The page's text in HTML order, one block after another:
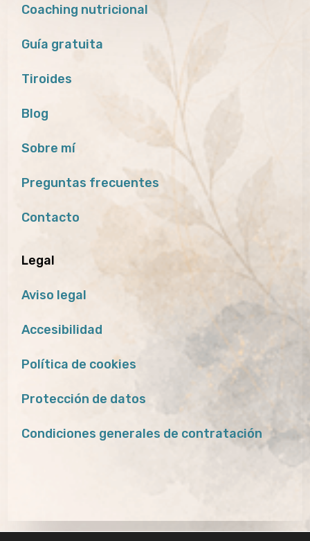
Coaching nutricional
Guía gratuita
Tiroides
Blog
Sobre mí
Preguntas frecuentes
Contacto
Legal
Aviso legal
Accesibilidad
Política de cookies
Protección de datos
Condiciones generales de contratación